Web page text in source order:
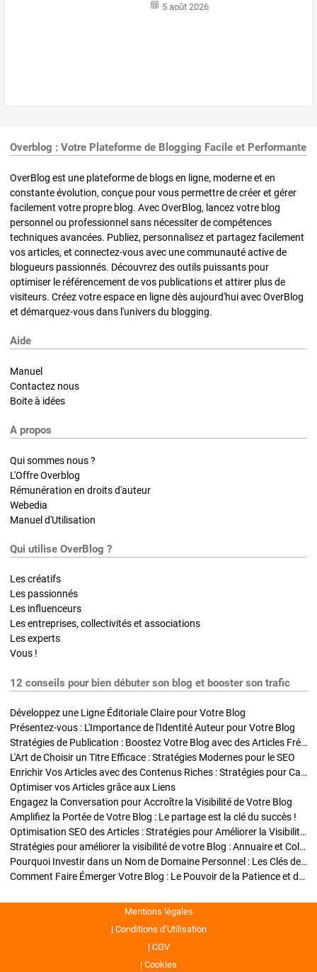
5 août 2026
Overblog : Votre Plateforme de Blogging Facile et Performante
OverBlog est une plateforme de blogs en ligne, moderne et en
constante évolution, conçue pour vous permettre de créer et gérer
facilement votre propre blog. Avec OverBlog, lancez votre blog
personnel ou professionnel sans nécessiter de compétences
techniques avancées. Publiez, personnalisez et partagez facilement
vos articles, et connectez-vous avec une communauté active de
blogueurs passionnés. Découvrez des outils puissants pour
optimiser le référencement de vos publications et attirer plus de
visiteurs. Créez votre espace en ligne dès aujourd'hui avec OverBlog
et démarquez-vous dans l'univers du blogging.
Aide
Manuel
Contactez nous
Boite à idées
A propos
Qui sommes nous ?
L'Offre Overblog
Rémunération en droits d'auteur
Webedia
Manuel d'Utilisation
Qui utilise OverBlog ?
Les créatifs
Les passionnés
Les influenceurs
Les entreprises, collectivités et associations
Les experts
Vous !
12 conseils pour bien débuter son blog et booster son trafic
Développez une Ligne Éditoriale Claire pour Votre Blog
Présentez-vous : L'Importance de l'Identité Auteur pour Votre Blog
Stratégies de Publication : Boostez Votre Blog avec des Articles Fréquents et Exclusifs
L'Art de Choisir un Titre Efficace : Stratégies Modernes pour le SEO
Enrichir Vos Articles avec des Contenus Riches : Stratégies pour Captiver et Optimiser
Optimiser vos Articles grâce aux Liens
Engagez la Conversation pour Accroître la Visibilité de Votre Blog
Amplifiez la Portée de Votre Blog : Le partage est la clé du succès !
Optimisation SEO des Articles : Stratégies pour Améliorer la Visibilité de Votre Blog
Stratégies pour améliorer la visibilité de votre Blog : Annuaire et Collaborations
Pourquoi Investir dans un Nom de Domaine Personnel : Les Clés de la Réussite de Votre Blog
Comment Faire Émerger Votre Blog : Le Pouvoir de la Patience et de la Persévérance
Mentions légales
Conditions d’Utilisation
CGV
Cookies